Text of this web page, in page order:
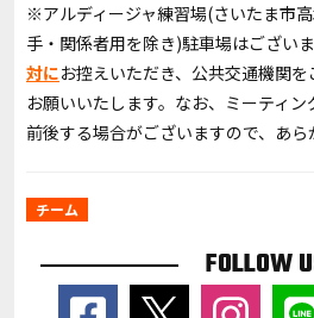
※アルディージャ練習場(さいたま市
手・関係者用を除き)駐車場はござい
対にお控えいただき、公共交通機関
お願いいたします。なお、ミーティ
前後する場合がございますので、あら
チーム
FOLLOW